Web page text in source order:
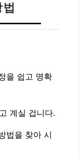
을 쉽고 명확
계실 겁니다.
법을 찾아 시